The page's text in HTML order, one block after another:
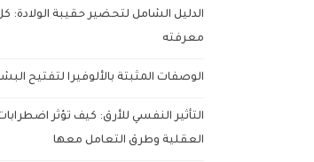
الدليل الشامل لتحضير حقيبة الولادة:
معرفته
الوصفات المثبتة بالألوفيرا لتفتيح
التأثير النفسي للأرق: كيف تؤثر
العقلية وطرق التعامل معها